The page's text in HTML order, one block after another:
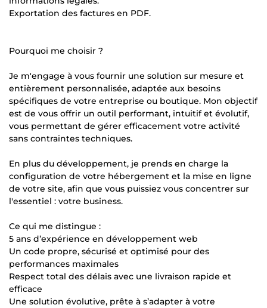
Exportation des factures en PDF.
Pourquoi me choisir ?
Je m'engage à vous fournir une solution sur mesure et
entièrement personnalisée, adaptée aux besoins
spécifiques de votre entreprise ou boutique. Mon objectif
est de vous offrir un outil performant, intuitif et évolutif,
vous permettant de gérer efficacement votre activité
sans contraintes techniques.
En plus du développement, je prends en charge la
configuration de votre hébergement et la mise en ligne
de votre site, afin que vous puissiez vous concentrer sur
l'essentiel : votre business.
Ce qui me distingue :
5 ans d’expérience en développement web
Un code propre, sécurisé et optimisé pour des
performances maximales
Respect total des délais avec une livraison rapide et
efficace
Une solution évolutive, prête à s’adapter à votre